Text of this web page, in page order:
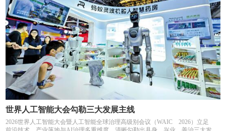
世界人工智能大会勾勒三大发展主线
2026世界人工智能大会暨人工智能全球治理高级别会议（WAIC 2026）立足